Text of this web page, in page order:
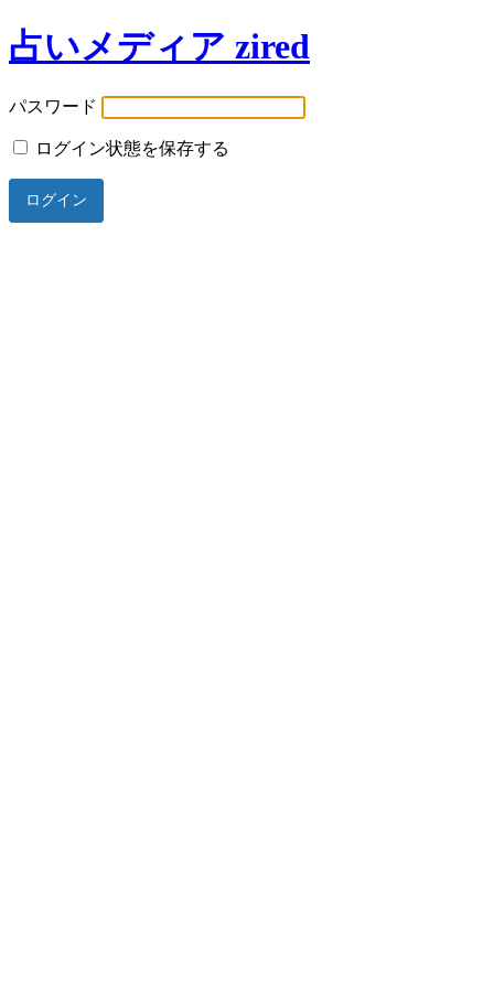
占いメディア zired
パスワード
ログイン状態を保存する